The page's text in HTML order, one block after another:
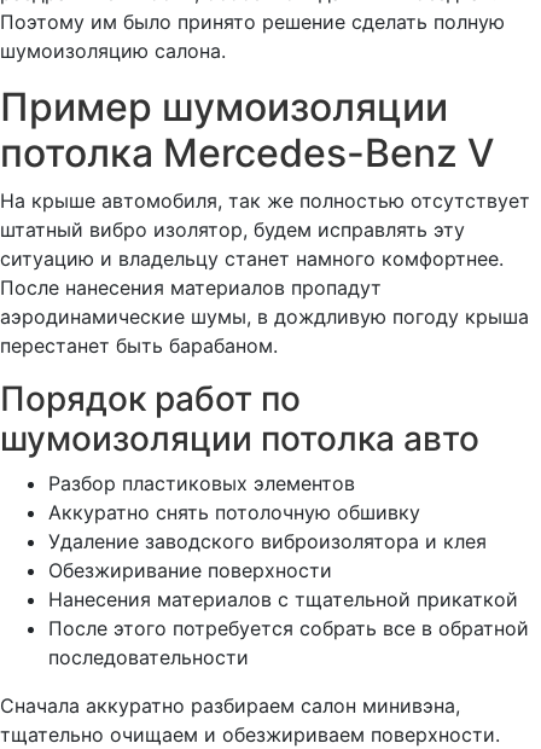
Поэтому им было принято решение сделать полную
шумоизоляцию салона.
Пример шумоизоляции
потолка Mercedes-Benz V
На крыше автомобиля, так же полностью отсутствует
штатный вибро изолятор, будем исправлять эту
ситуацию и владельцу станет намного комфортнее.
После нанесения материалов пропадут
аэродинамические шумы, в дождливую погоду крыша
перестанет быть барабаном.
Порядок работ по
шумоизоляции потолка авто
Разбор пластиковых элементов
Аккуратно снять потолочную обшивку
Удаление заводского виброизолятора и клея
Обезжиривание поверхности
Нанесения материалов с тщательной прикаткой
После этого потребуется собрать все в обратной
последовательности
Сначала аккуратно разбираем салон минивэна,
тщательно очищаем и обезжириваем поверхности.